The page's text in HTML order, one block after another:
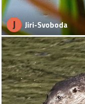
J Jiri-Svoboda